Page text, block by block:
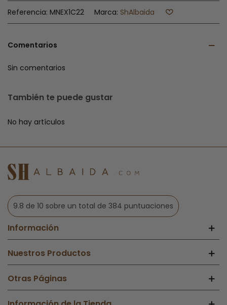
Referencia: MNEX1C22 Marca: ShAlbaida
Comentarios
Sin comentarios
También te puede gustar
No hay artículos
9.8 de 10 sobre un total de 384 puntuaciones
Información
Nuestros Productos
Otras Páginas